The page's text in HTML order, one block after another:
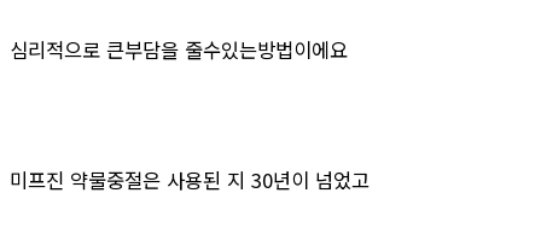
심리적으로 큰부담을 줄수있는방법이에요
미프진 약물중절은 사용된 지 30년이 넘었고